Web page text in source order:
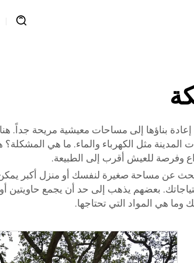
بناؤها إلى مساحات معيشية مريحة جداً.
مثل الكهرباء والماء. ما هي المشكلة؟
وفرصة للعيش أقرب إلى الطبيعة.
عن مساحة صغيرة لنفسك أو منزل أكبر يمكن
بعضهم يذهب إلى حد أن يجمع حاويتين أو
وما هي المواد التي تحتاجها.